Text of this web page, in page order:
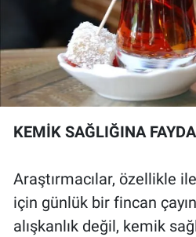
KEMİK SAĞLIĞINA
Araştırmacılar, özellikle
için günlük bir fincan
alışkanlık değil, kemik